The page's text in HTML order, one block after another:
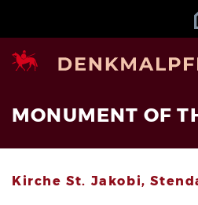
MONUMENT OF
Kirche St. Jakobi,